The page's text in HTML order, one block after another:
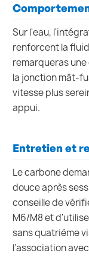
Sur l'eau,
renforcent la
remarqueras
la jonction mât-
vitesse plus
appui.
Entretien et
Le carbone
douce après
conseille de
M6/M8 et
sans quatrième
l'association